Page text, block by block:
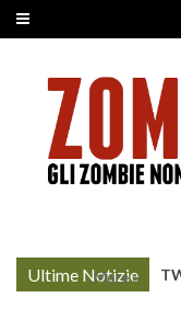
Ultime Notizie
More »